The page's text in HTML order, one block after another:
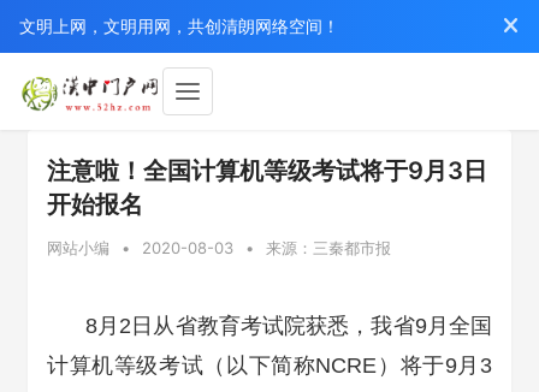
文明上网，文明用网，共创清朗网络空间！
注意啦！全国计算机等级考试将于9月3日
开始报名
网站小编 • 2020-08-03 • 来源：三秦都市报
8月2日从省教育考试院获悉，我省9月全国
计算机等级考试（以下简称NCRE）将于9月3